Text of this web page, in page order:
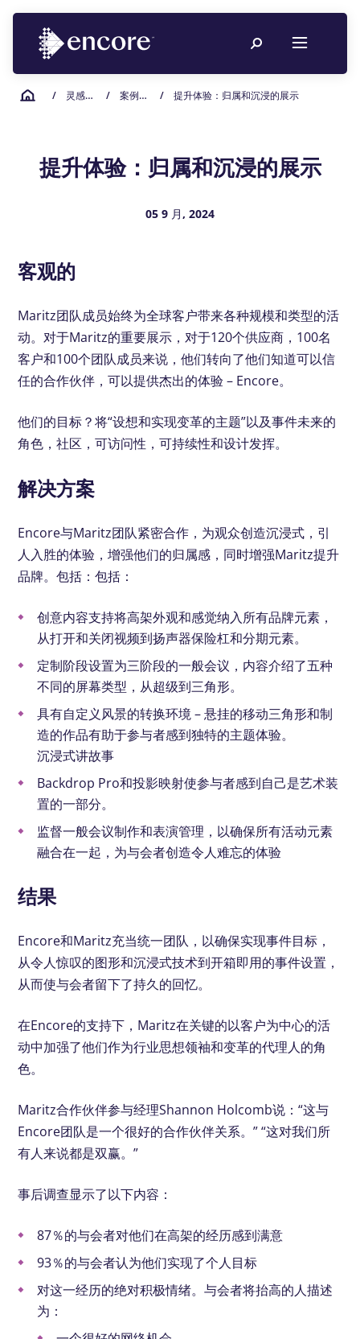
/ 灵感从这里开始 / 案例研究 / 提升体验：归属和沉浸的展示
提升体验：归属和沉浸的展示
05 9 月, 2024
客观的
Maritz团队成员始终为全球客户带来各种规模和类型的活
动。对于Maritz的重要展示，对于120个供应商，100名
客户和100个团队成员来说，他们转向了他们知道可以信
任的合作伙伴，可以提供杰出的体验 – Encore。
他们的目标？将“设想和实现变革的主题”以及事件未来的
角色，社区，可访问性，可持续性和设计发挥。
解决方案
Encore与Maritz团队紧密合作，为观众创造沉浸式，引
人入胜的体验，增强他们的归属感，同时增强Maritz提升
品牌。包括：包括：
创意内容支持将高架外观和感觉纳入所有品牌元素，
从打开和关闭视频到扬声器保险杠和分期元素。
定制阶段设置为三阶段的一般会议，内容介绍了五种
不同的屏幕类型，从超级到三角形。
具有自定义风景的转换环境 – 悬挂的移动三角形和制
造的作品有助于参与者感到独特的主题体验。
沉浸式讲故事
Backdrop Pro和投影映射使参与者感到自己是艺术装
置的一部分。
监督一般会议制作和表演管理，以确保所有活动元素
融合在一起，为与会者创造令人难忘的体验
结果
Encore和Maritz充当统一团队，以确保实现事件目标，
从令人惊叹的图形和沉浸式技术到开箱即用的事件设置，
从而使与会者留下了持久的回忆。
在Encore的支持下，Maritz在关键的以客户为中心的活
动中加强了他们作为行业思想领袖和变革的代理人的角
色。
Maritz合作伙伴参与经理Shannon Holcomb说：“这与
Encore团队是一个很好的合作伙伴关系。” “这对我们所
有人来说都是双赢。”
事后调查显示了以下内容：
87％的与会者对他们在高架的经历感到满意
93％的与会者认为他们实现了个人目标
对这一经历的绝对积极情绪。与会者将抬高的人描述
为：